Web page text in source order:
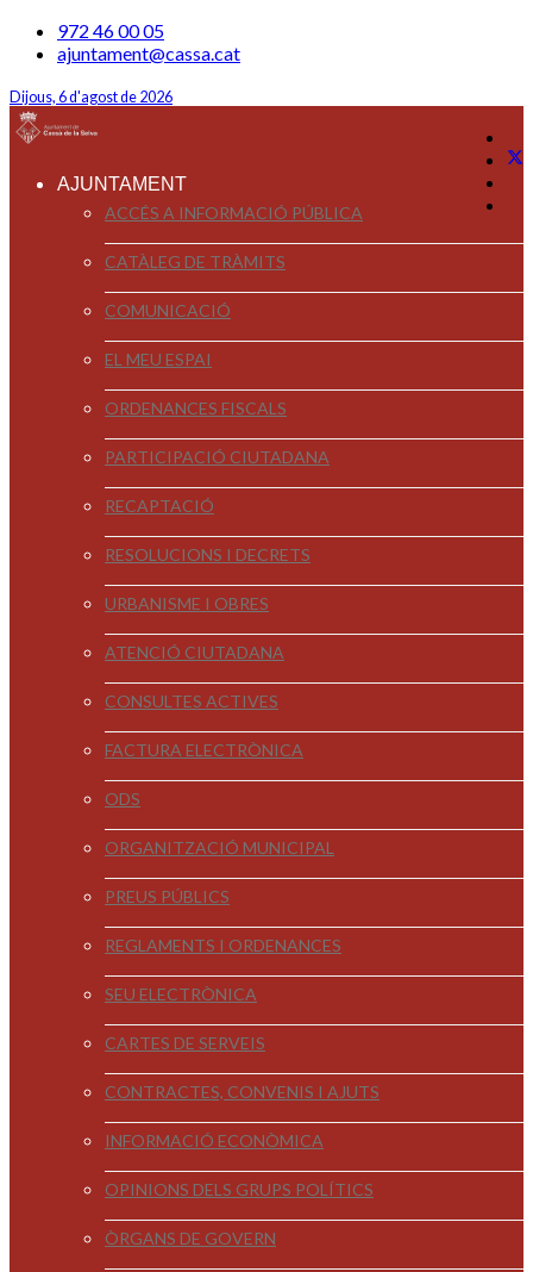
972 46 00 05
ajuntament@cassa.cat
Dijous, 6 d'agost de 2026
AJUNTAMENT
ACCÉS A INFORMACIÓ PÚBLICA
CATÀLEG DE TRÀMITS
COMUNICACIÓ
EL MEU ESPAI
ORDENANCES FISCALS
PARTICIPACIÓ CIUTADANA
RECAPTACIÓ
RESOLUCIONS I DECRETS
URBANISME I OBRES
ATENCIÓ CIUTADANA
CONSULTES ACTIVES
FACTURA ELECTRÒNICA
ODS
ORGANITZACIÓ MUNICIPAL
PREUS PÚBLICS
REGLAMENTS I ORDENANCES
SEU ELECTRÒNICA
CARTES DE SERVEIS
CONTRACTES, CONVENIS I AJUTS
INFORMACIÓ ECONÒMICA
OPINIONS DELS GRUPS POLÍTICS
ÒRGANS DE GOVERN